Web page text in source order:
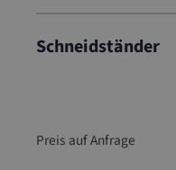
Schneidständer
Preis auf Anfrage